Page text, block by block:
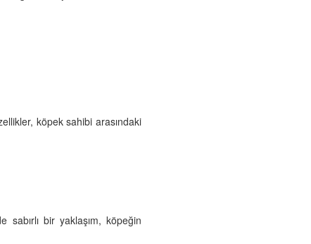
köpek sahibi arasındaki
sabırlı bir yaklaşım, köpeğin